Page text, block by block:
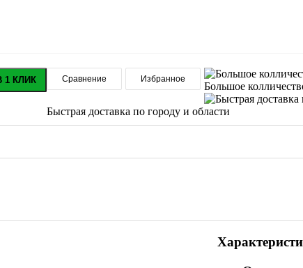
1 КЛИК Сравнение Избранное
Большое
Быстрая доставка по городу и области